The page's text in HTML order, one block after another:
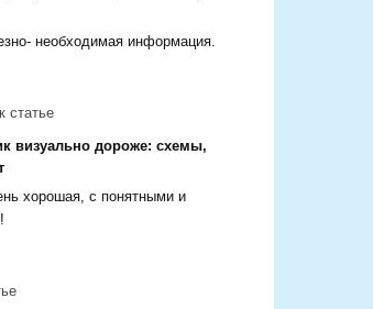
необходимая информация.
к статье
визуально дороже: схемы,
хорошая, с понятными и